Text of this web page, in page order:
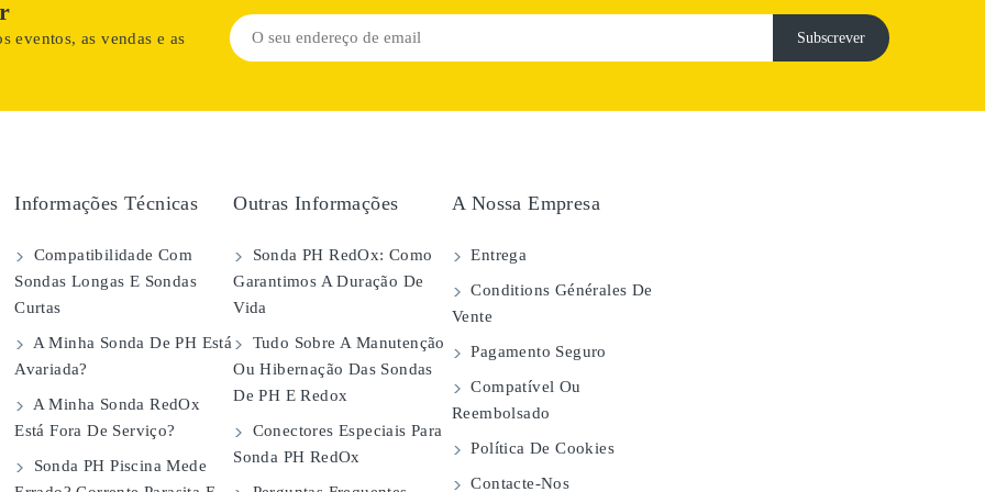
eventos, as vendas e as
Informações Técnicas
Compatibilidade Com
Sondas Longas E Sondas
Curtas
A Minha Sonda De PH Está
Avariada?
A Minha Sonda RedOx
Está Fora De Serviço?
Sonda PH Piscina Mede
Outras Informações
Sonda PH RedOx: Como
Garantimos A Duração De
Vida
Tudo Sobre A Manutenção
Ou Hibernação Das Sondas
De PH E Redox
Conectores Especiais Para
Sonda PH RedOx
A Nossa Empresa
Entrega
Conditions Générales De
Vente
Pagamento Seguro
Compatível Ou
Reembolsado
Política De Cookies
Contacte-Nos